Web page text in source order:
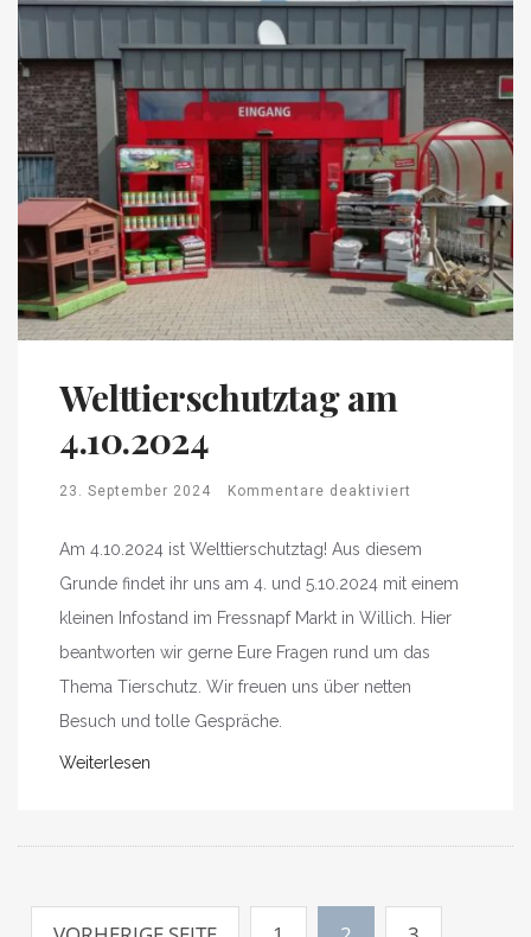
Welttierschutztag am
4.10.2024
23. September 2024 Kommentare deaktiviert
Am 4.10.2024 ist Welttierschutztag! Aus diesem
Grunde findet ihr uns am 4. und 5.10.2024 mit einem
kleinen Infostand im Fressnapf Markt in Willich. Hier
beantworten wir gerne Eure Fragen rund um das
Thema Tierschutz. Wir freuen uns über netten
Besuch und tolle Gespräche.
Weiterlesen
Beitrags-